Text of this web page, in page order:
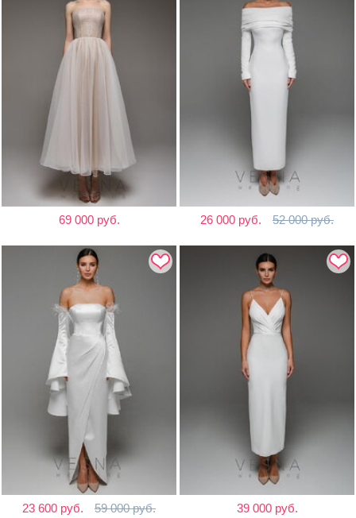
69 000 руб. 26 000 руб. 52 000 руб.
23 600 руб. 59 000 руб. 39 000 руб.